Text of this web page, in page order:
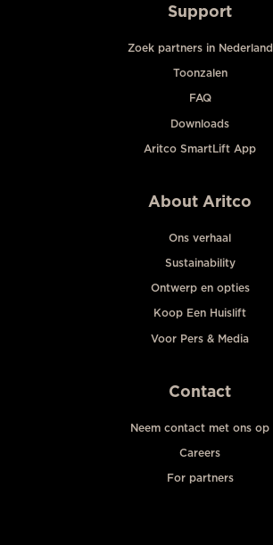
Support
Zoek partners in Nederland
Toonzalen
FAQ
Downloads
Aritco SmartLift App
About Aritco
Ons verhaal
Sustainability
Ontwerp en opties
Koop Een Huislift
Voor Pers & Media
Contact
Neem contact met ons op
Careers
For partners